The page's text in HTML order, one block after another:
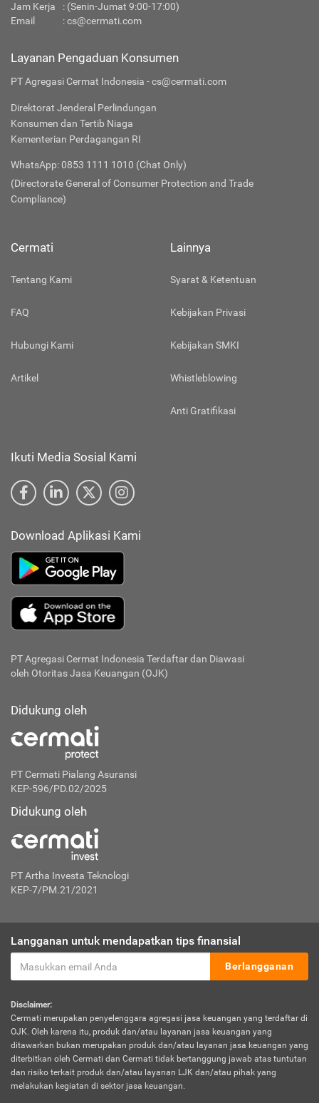
Jam Kerja
: (Senin-Jumat 9:00-17:00)
Email
:cs@cermati.com
Layanan Pengaduan Konsumen
PT Agregasi Cermat Indonesia - cs@cermati.com
Direktorat Jenderal Perlindungan
Konsumen dan Tertib Niaga
Kementerian Perdagangan RI
WhatsApp: 0853 1111 1010 (Chat Only)
(Directorate General of Consumer Protection and Trade
Compliance)
Cermati
Tentang Kami
FAQ
Hubungi Kami
Artikel
Lainnya
Syarat & Ketentuan
Kebijakan Privasi
Kebijakan SMKI
Whistleblowing
Anti Gratifikasi
Ikuti Media Sosial Kami
Download Aplikasi Kami
PT Agregasi Cermat Indonesia Terdaftar dan Diawasi
oleh Otoritas Jasa Keuangan (OJK)
Didukung oleh
PT Cermati Pialang Asuransi
KEP-596/PD.02/2025
Didukung oleh
PT Artha Investa Teknologi
KEP-7/PM.21/2021
Langganan untuk mendapatkan tips finansial
Berlangganan
Disclaimer:
Cermati merupakan penyelenggara agregasi jasa keuangan yang terdaftar di
OJK. Oleh karena itu, produk dan/atau layanan jasa keuangan yang
ditawarkan bukan merupakan produk dan/atau layanan jasa keuangan yang
diterbitkan oleh Cermati dan Cermati tidak bertanggung jawab atas tuntutan
dan risiko terkait produk dan/atau layanan LJK dan/atau pihak yang
melakukan kegiatan di sektor jasa keuangan.